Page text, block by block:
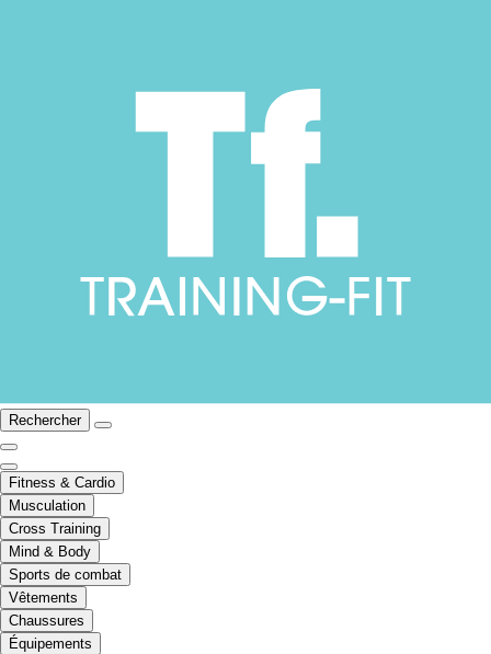
Rechercher
Fitness & Cardio
Musculation
Cross Training
Mind & Body
Sports de combat
Vêtements
Chaussures
Équipements